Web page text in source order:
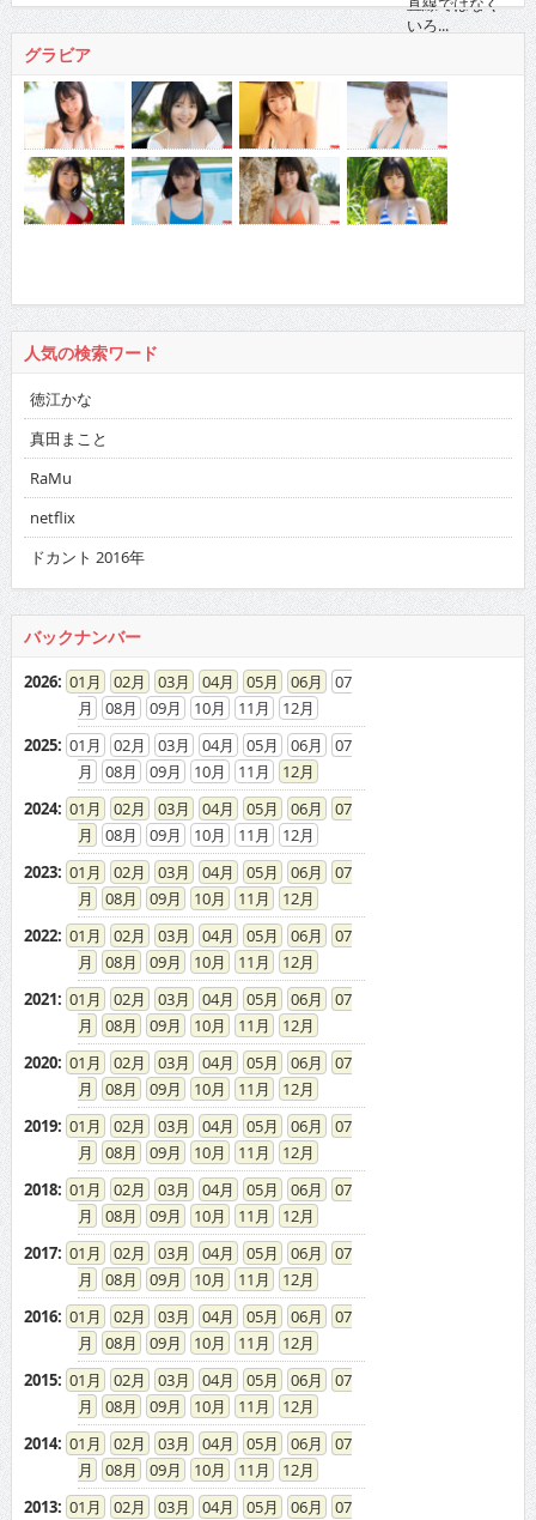
グラビア
人気の検索ワード
徳江かな
真田まこと
RaMu
netflix
ドカント 2016年
バックナンバー
2026: 01 02 03 04 05 06
07
08
09 10 11
12
2025: 01 02 03 04 05 06
07
08
09 10 11
12
2024: 01 02 03 04 05 06
07
08
09 10 11
12
2023: 01 02 03 04 05 06
07
08
09 10 11
12
2022: 01 02 03 04 05 06
07
08
09 10 11
12
2021: 01 02 03 04 05 06
07
08
09 10 11
12
2020: 01 02 03 04 05 06
07
08
09 10 11
12
2019: 01 02 03 04 05 06
07
08
09 10 11
12
2018: 01 02 03 04 05 06
07
08
09 10 11
12
2017: 01 02 03 04 05 06
07
08
09 10 11
12
2016: 01 02 03 04 05 06
07
08
09 10 11
12
2015: 01 02 03 04 05 06
07
08
09 10 11
12
2014: 01 02 03 04 05 06
07
08
09 10 11
12
2013: 01 02 03 04 05 06
07